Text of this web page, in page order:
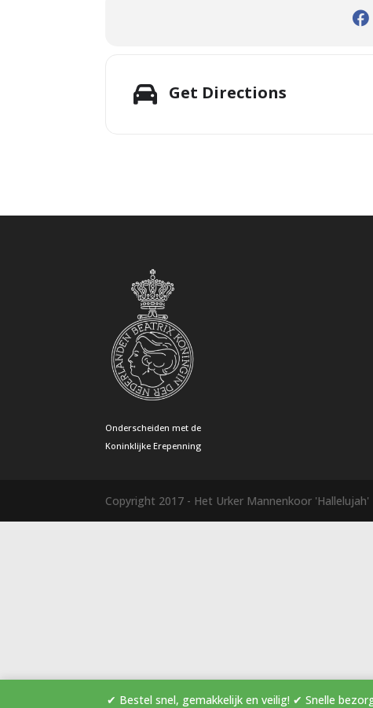
✔ Bestel snel, gemakkelijk en veilig! ✔ Snelle
Get Directions
Onderscheiden met de
Koninklijke Erepenning
Copyright 2017 - Het Urker Mannenkoor 'Hallelujah'